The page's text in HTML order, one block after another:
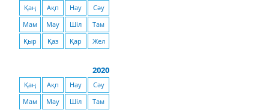
Қаң Ақп Нау
Сәу
Мам
Мау Шіл
Там
Қыр
Қаз Қар Жел
2020
Қаң Ақп Нау
Сәу
Мам
Мау Шіл
Там